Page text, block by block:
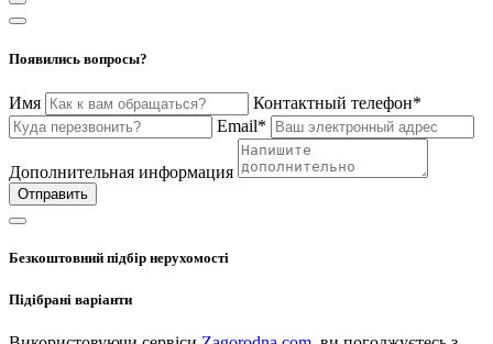
Появились вопросы?
Имя
Контактный телефон*
Email*
Дополнительная информация
Отправить
Безкоштовний підбір нерухомості
Підібрані варіанти